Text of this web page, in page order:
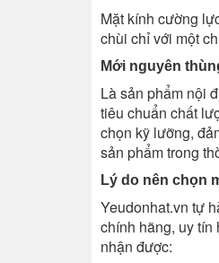
Mặt kính cường
chùi chỉ với một
Mới nguyên
Là sản phẩm nội
tiêu chuẩn chất
chọn kỹ lưỡng,
sản phẩm trong
Lý do nên chọn
Yeudonhat.vn tự
chính hãng, uy tín
nhận được: